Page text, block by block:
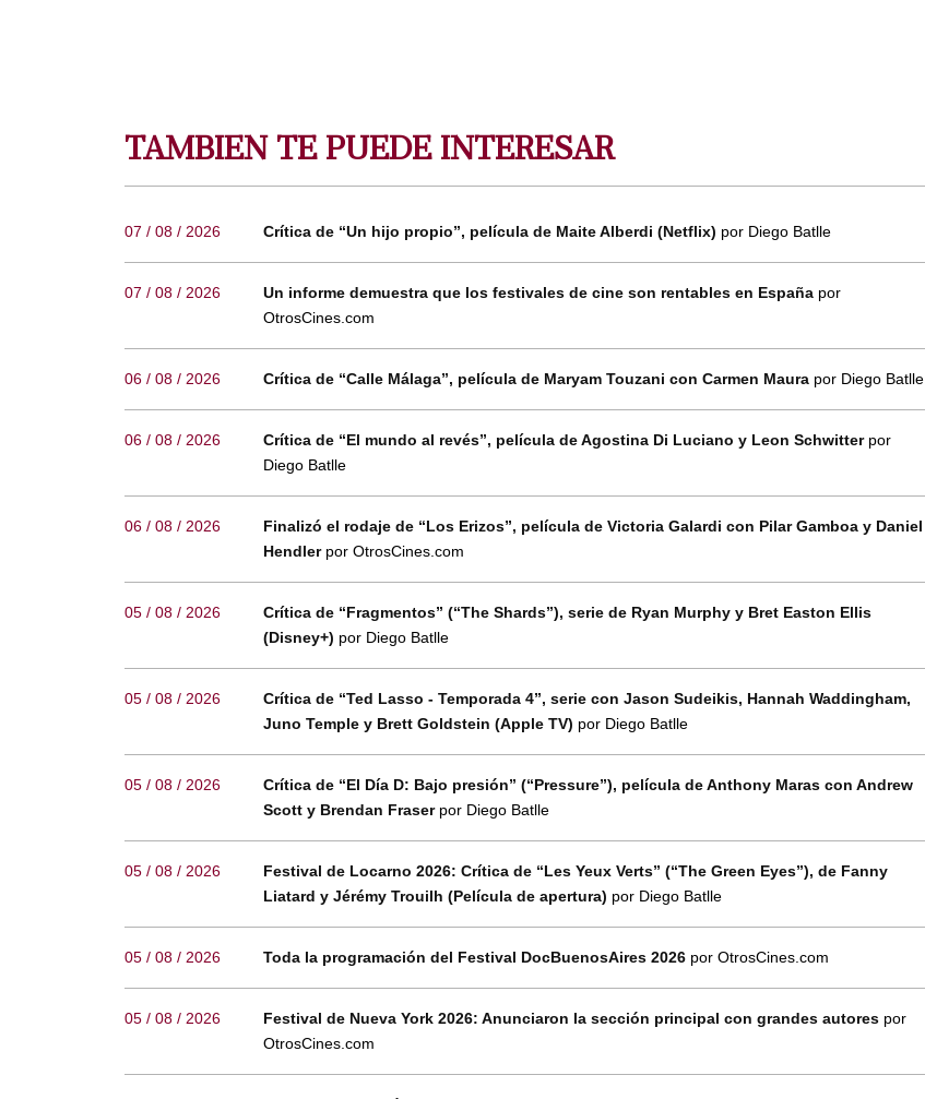
TAMBIEN TE PUEDE INTERESAR
07 / 08 / 2026 Crítica de “Un hijo propio”, película de Maite Alberdi (Netflix) por Diego Batlle
07 / 08 / 2026 Un informe demuestra que los festivales de cine son rentables en España por
OtrosCines.com
06 / 08 / 2026 Crítica de “Calle Málaga”, película de Maryam Touzani con Carmen Maura por Diego Batlle
06 / 08 / 2026 Crítica de “El mundo al revés”, película de Agostina Di Luciano y Leon Schwitter por
Diego Batlle
06 / 08 / 2026
Finalizó el rodaje de “Los Erizos”, película de Victoria Galardi con Pilar Gamboa y Daniel
Hendler por OtrosCines.com
05 / 08 / 2026
Crítica de “Fragmentos” (“The Shards”), serie de Ryan Murphy y Bret Easton Ellis
(Disney+) por Diego Batlle
05 / 08 / 2026
Crítica de “Ted Lasso - Temporada 4”, serie con Jason Sudeikis, Hannah Waddingham,
Juno Temple y Brett Goldstein (Apple TV) por Diego Batlle
05 / 08 / 2026
Crítica de “El Día D: Bajo presión” (“Pressure”), película de Anthony Maras con Andrew
Scott y Brendan Fraser por Diego Batlle
05 / 08 / 2026
Festival de Locarno 2026: Crítica de “Les Yeux Verts” (“The Green Eyes”), de Fanny
Liatard y Jérémy Trouilh (Película de apertura) por Diego Batlle
05 / 08 / 2026 Toda la programación del Festival DocBuenosAires 2026 por OtrosCines.com
05 / 08 / 2026 Festival de Nueva York 2026: Anunciaron la sección principal con grandes autores por
OtrosCines.com